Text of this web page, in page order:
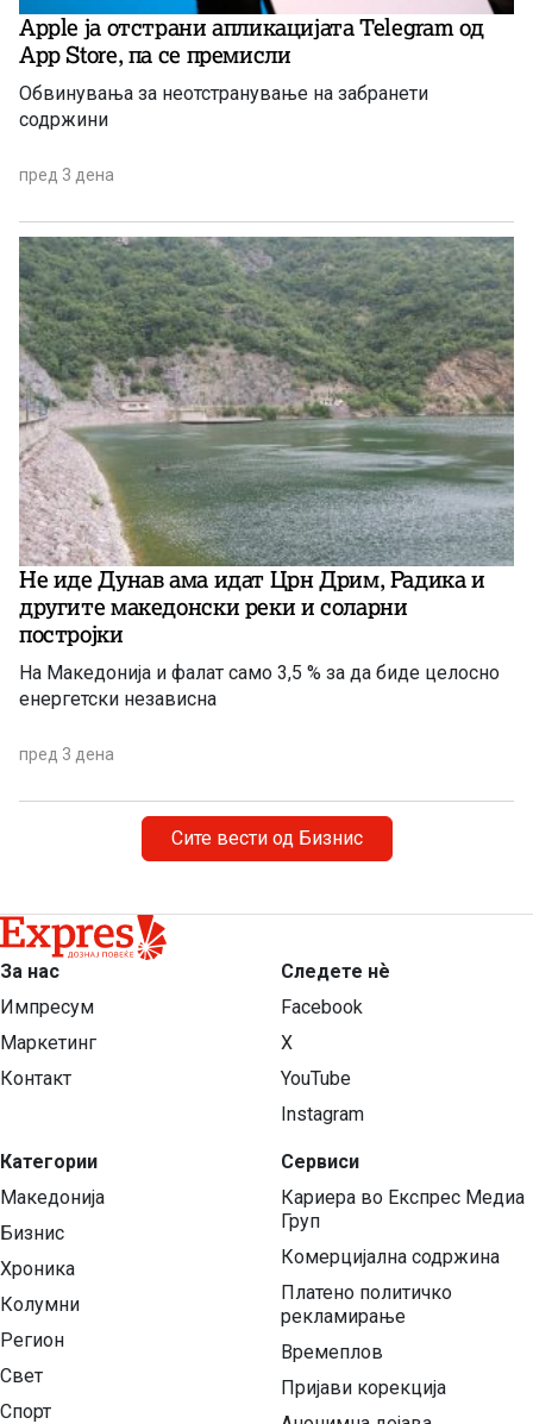
Apple ја отстрани апликацијата Telegram од
App Store, па се премисли
Обвинувања за неотстранување на забранети
содржини
пред 3 дена
Не иде Дунав ама идат Црн Дрим, Радика и
другите македонски реки и соларни
постројки
На Македонија и фалат само 3,5 % за да биде целосно
енергетски независна
пред 3 дена
Сите вести од Бизнис
За нас
Импресум
Маркетинг
Контакт
Категории
Македонија
Бизнис
Хроника
Колумни
Регион
Свет
Спорт
Следете нѐ
Facebook
X
YouTube
Instagram
Сервиси
Кариера во Експрес Медиа
Груп
Комерцијална содржина
Платено политичко
рекламирање
Времеплов
Пријави корекција